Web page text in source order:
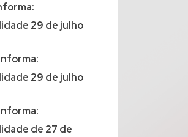
29 de julho
29 de julho
de 27 de